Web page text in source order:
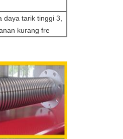
tarik tinggi 3,
kurang fre